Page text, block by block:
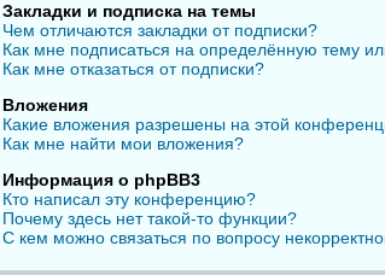
Закладки и подписка на темы
Чем отличаются закладки от подписки?
Как мне подписаться на определённую тему
Как мне отказаться от подписки?
Вложения
Какие вложения разрешены на этой
Как мне найти мои вложения?
Информация о phpBB3
Кто написал эту конференцию?
Почему здесь нет такой-то функции?
С кем можно связаться по вопросу